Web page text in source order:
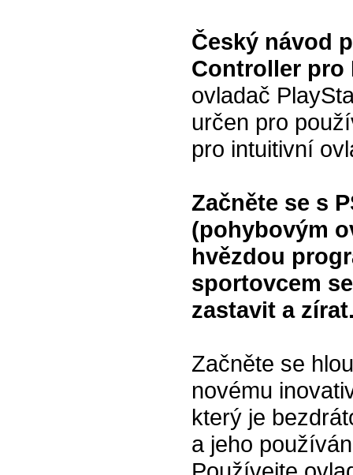
Český návod
Controller pro
ovladač
určen pro
pro intuitivní
Začněte se s
(pohybovým
hvězdou
sportovcem
zastavit a
Začněte se
novému
který je
a jeho